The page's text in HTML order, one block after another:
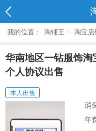
我的位置： 淘铺王 > 淘宝店
华南地区一钻服饰
个人协议出售
本人出售
消
年